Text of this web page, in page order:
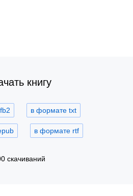
книгу
в формате txt
в формате rtf
скачиваний